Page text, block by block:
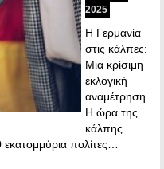
2025
Η Γερμανία
στις κάλπες:
Μια κρίσιμη
εκλογική
αναμέτρηση
Η ώρα της
κάλπης
πολίτες…